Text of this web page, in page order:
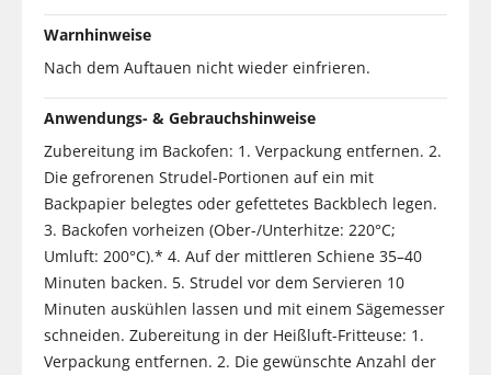
Warnhinweise
Nach dem Auftauen nicht wieder einfrieren.
Anwendungs- & Gebrauchshinweise
Zubereitung im Backofen: 1. Verpackung entfernen. 2.
Die gefrorenen Strudel-Portionen auf ein mit
Backpapier belegtes oder gefettetes Backblech legen.
3. Backofen vorheizen (Ober-/Unterhitze: 220°C;
Umluft: 200°C).* 4. Auf der mittleren Schiene 35–40
Minuten backen. 5. Strudel vor dem Servieren 10
Minuten auskühlen lassen und mit einem Sägemesser
schneiden. Zubereitung in der Heißluft-Fritteuse: 1.
Verpackung entfernen. 2. Die gewünschte Anzahl der